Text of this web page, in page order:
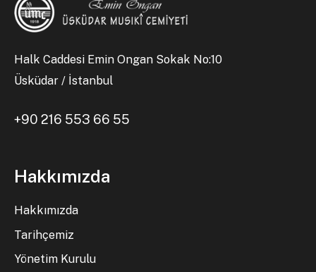
Halk Caddesi Emin Ongan Sokak No:10
Üsküdar / İstanbul
+90 216 553 66 55
Hakkımızda
Hakkımızda
Tarihçemiz
Yönetim Kurulu